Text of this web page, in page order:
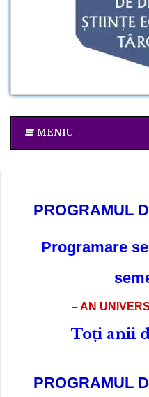
MENIU
PROGRAMUL
Programare
– AN
Toți anii
PROGRAMUL